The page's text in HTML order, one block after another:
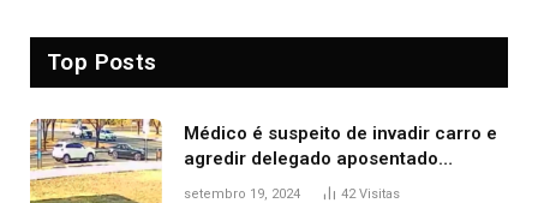
Top Posts
Médico é suspeito de invadir carro e
agredir delegado aposentado
durante confusão no trânsito
setembro 19, 2024 42Visitas